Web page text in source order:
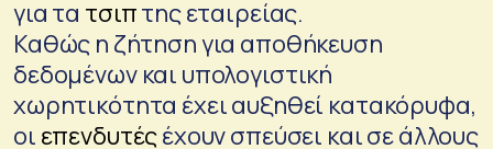
για τα τσιπτης εταιρείας.
Καθώς η ζήτηση για αποθήκευση
δεδομένων και υπολογιστική
χωρητικότητα έχει αυξηθεί κατακόρυφα,
οι επενδυτέςέχουν σπεύσει και σε άλλους